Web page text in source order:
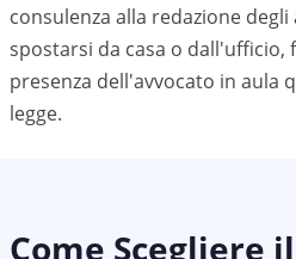
consulenza alla redazione
spostarsi da casa o dall'ufficio,
presenza dell'avvocato in aula
legge.
Come Scegliere